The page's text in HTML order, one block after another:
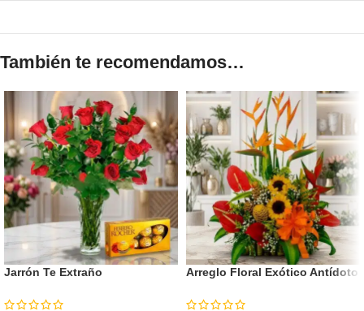
También te recomendamos…
Jarrón Te Extraño Arreglo Floral Exótico Antídoto